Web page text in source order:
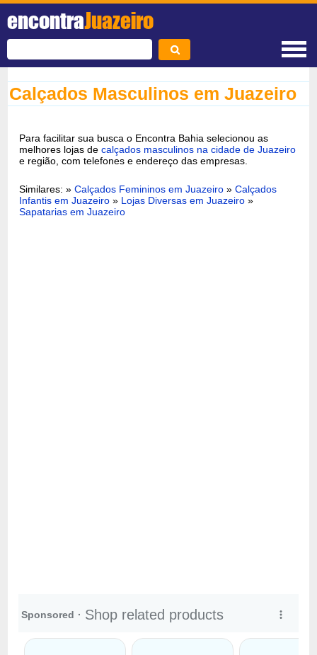
encontraJuazeiro
Calçados Masculinos em Juazeiro
Para facilitar sua busca o Encontra Bahia selecionou as
melhores lojas decalçados masculinos na cidade de Juazeiro
e região, com telefones e endereço das empresas.
Similares: »Calçados Femininos em Juazeiro »Calçados
Infantis em Juazeiro » Lojas Diversas em Juazeiro »
Sapatarias em Juazeiro